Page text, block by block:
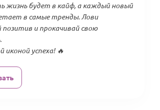
жизнь будет в кайф, а каждый новый
в самые тренды. Лови
и прокачивай свою
иконой успеха! 🔥